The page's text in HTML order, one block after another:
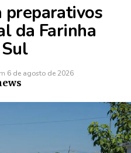
preparativos
da Farinha
6 de agosto de 2026